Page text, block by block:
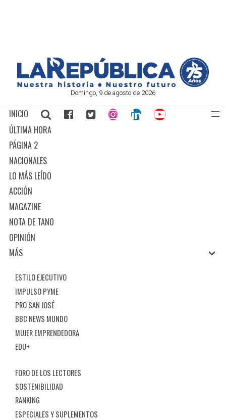
Domingo, 9 de agosto de 2026
INICIO
ÚLTIMA HORA
PÁGINA 2
NACIONALES
LO MÁS LEÍDO
ACCIÓN
MAGAZINE
NOTA DE TANO
OPINIÓN
MÁS
ESTILO EJECUTIVO
IMPULSO PYME
PRO SAN JOSÉ
BBC NEWS MUNDO
MUJER EMPRENDEDORA
EDU+
FORO DE LOS LECTORES
SOSTENIBILIDAD
RANKING
ESPECIALES Y SUPLEMENTOS